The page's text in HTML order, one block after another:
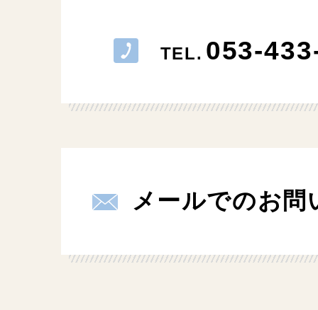
TEL.053-
メールでのお問